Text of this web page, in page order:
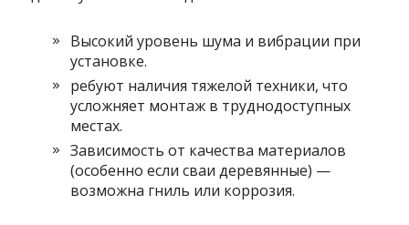
Высокий уровень шума и вибрации при
установке.
ребуют наличия тяжелой техники, что
усложняет монтаж в труднодоступных
местах.
Зависимость от качества материалов
(особенно если сваи деревянные) —
возможна гниль или коррозия.